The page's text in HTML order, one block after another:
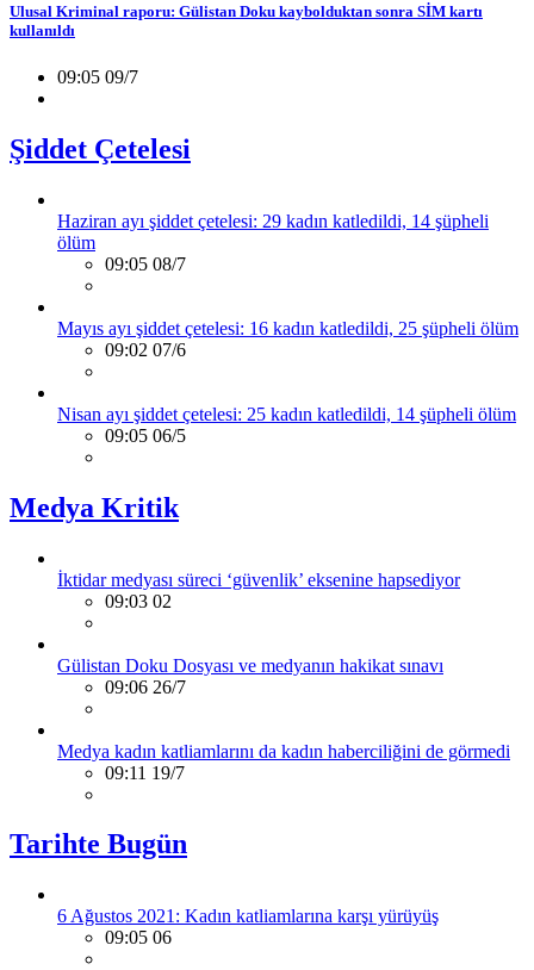
Ulusal Kriminal raporu: Gülistan Doku kaybolduktan sonra SİM kartı
kullanıldı
09:05 09/7
Şiddet Çetelesi
Haziran ayı şiddet çetelesi: 29 kadın katledildi, 14 şüpheli
ölüm
09:05 08/7
Mayıs ayı şiddet çetelesi: 16 kadın katledildi, 25 şüpheli ölüm
09:02 07/6
Nisan ayı şiddet çetelesi: 25 kadın katledildi, 14 şüpheli ölüm
09:05 06/5
Medya Kritik
İktidar medyası süreci ‘güvenlik’ eksenine hapsediyor
09:03 02
Gülistan Doku Dosyası ve medyanın hakikat sınavı
09:06 26/7
Medya kadın katliamlarını da kadın haberciliğini de görmedi
09:11 19/7
Tarihte Bugün
6 Ağustos 2021: Kadın katliamlarına karşı yürüyüş
09:05 06